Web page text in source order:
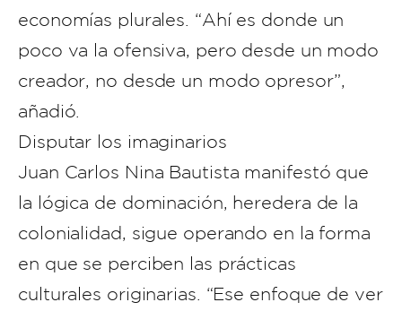
economías plurales. “Ahí es donde un
poco va la ofensiva, pero desde un modo
creador, no desde un modo opresor”,
añadió.
Disputar los imaginarios
Juan Carlos Nina Bautista manifestó que
la lógica de dominación, heredera de la
colonialidad, sigue operando en la forma
en que se perciben las prácticas
culturales originarias. “Ese enfoque de ver